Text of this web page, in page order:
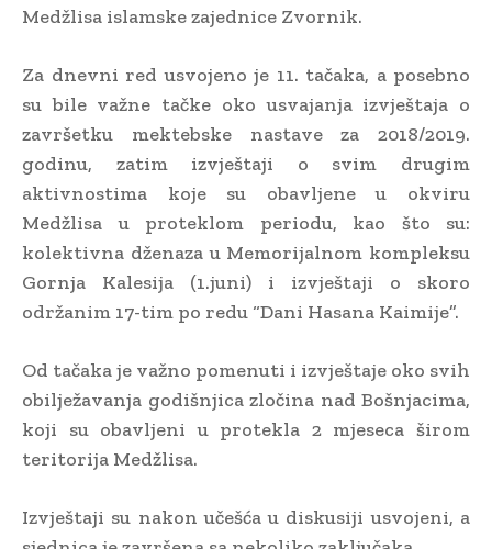
Medžlisa islamske zajednice Zvornik.
Za dnevni red usvojeno je 11. tačaka, a posebno
su bile važne tačke oko usvajanja izvještaja o
završetku mektebske nastave za 2018/2019.
godinu, zatim izvještaji o svim drugim
aktivnostima koje su obavljene u okviru
Medžlisa u proteklom periodu, kao što su:
kolektivna dženaza u Memorijalnom kompleksu
Gornja Kalesija (1.juni) i izvještaji o skoro
održanim 17-tim po redu “Dani Hasana Kaimije”.
Od tačaka je važno pomenuti i izvještaje oko svih
obilježavanja godišnjica zločina nad Bošnjacima,
koji su obavljeni u protekla 2 mjeseca širom
teritorija Medžlisa.
Izvještaji su nakon učešća u diskusiji usvojeni, a